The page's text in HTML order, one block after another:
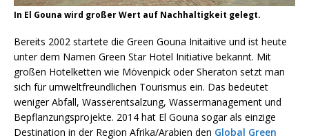
In El Gouna wird großer Wert auf Nachhaltigkeit gelegt.
Bereits 2002 startete die Green Gouna Initaitive und ist heute
unter dem Namen Green Star Hotel Initiative bekannt. Mit
großen Hotelketten wie Mövenpick oder Sheraton setzt man
sich für umweltfreundlichen Tourismus ein. Das bedeutet
weniger Abfall, Wasserentsalzung, Wassermanagement und
Bepflanzungsprojekte. 2014 hat El Gouna sogar als einzige
Destination in der Region Afrika/Arabien den Global Green